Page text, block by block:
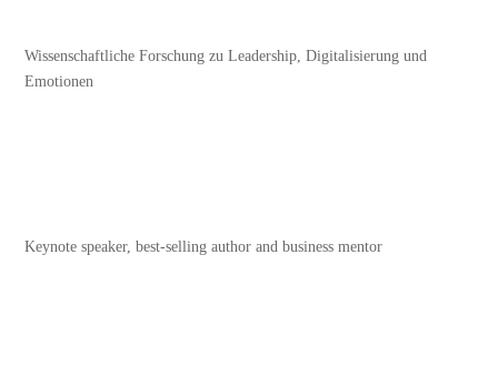
Wissenschaftliche Forschung zu Leadership, Digitalisierung und
Emotionen
Keynote speaker, best-selling author and business mentor